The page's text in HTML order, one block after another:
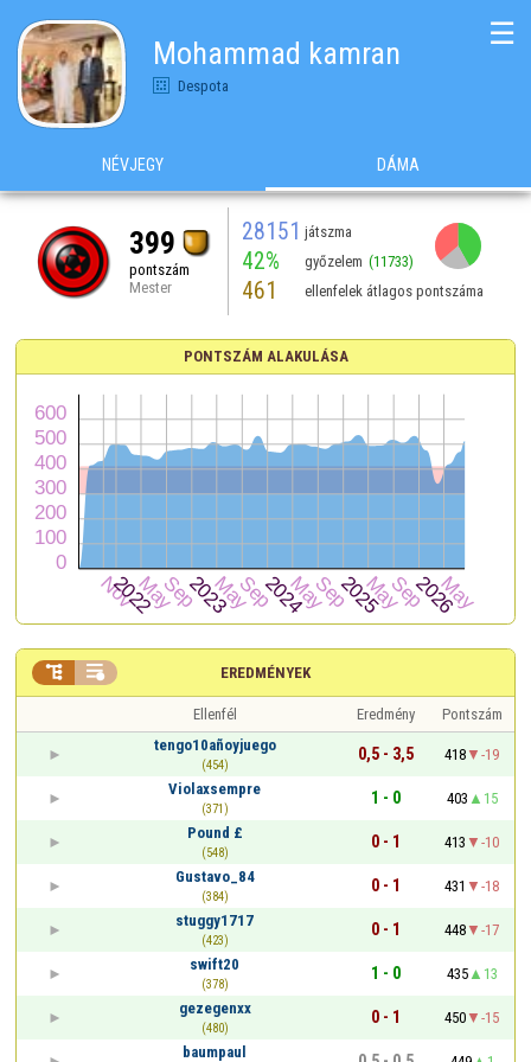
Mohammad kamran
Despota
☰
NÉVJEGY DÁMA
399
pontszám
Mester
28151 játszma
42% győzelem (11733)
461 ellenfelek átlagos pontszáma
PONTSZÁM ALAKULÁSA
EREDMÉNYEK
 
Ellenfél Eredmény
Pontszám
tengo10añoyjuego
(454)
0,5 - 3,5 418
-19
Violaxsempre
(371)
1 - 0 403
15
Pound £
(548)
0 - 1 413
-10
Gustavo_84
(384)
0 - 1 431
-18
stuggy1717
(423)
0 - 1 448
-17
swift20
(378)
1 - 0 435
13
gezegenxx
(480)
0 - 1 450
-15
baumpaul